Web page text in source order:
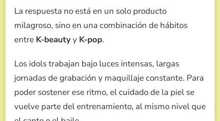
La respuesta no está en un solo producto
milagroso, sino en una combinación de hábitos
entre K-beautyy K-pop.
Los idols trabajan bajo luces intensas, largas
jornadas de grabación y maquillaje constante. Para
poder sostener ese ritmo, el cuidado de la piel se
vuelve parte del entrenamiento, al mismo nivel que